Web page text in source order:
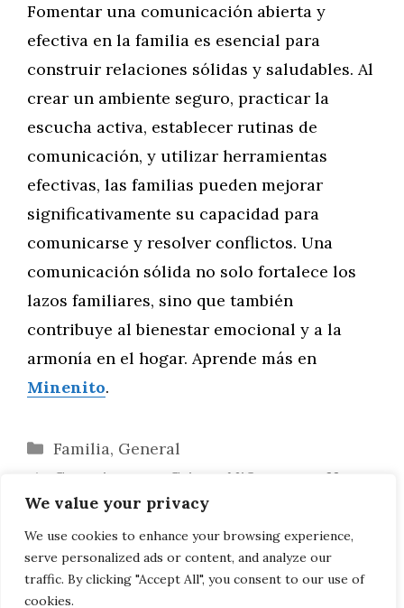
We value your privacy
We use cookies to enhance your browsing experience,
serve personalized ads or content, and analyze our
traffic. By clicking "Accept All", you consent to our use of
cookies.
Fomentar una comunicación abierta y
efectiva en la familia es esencial para
construir relaciones sólidas y saludables. Al
crear un ambiente seguro, practicar la
escucha activa, establecer rutinas de
comunicación, y utilizar herramientas
efectivas, las familias pueden mejorar
significativamente su capacidad para
comunicarse y resolver conflictos. Una
comunicación sólida no solo fortalece los
lazos familiares, sino que también
contribuye al bienestar emocional y a la
armonía en el hogar. Aprende más en
Minenito.
Categorías
Familia, General
Consejos para Criar a Niños en un Hogar
Multilingüe
Creando una Rutina Familiar Efectiva y
Positiva